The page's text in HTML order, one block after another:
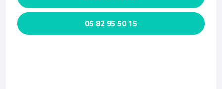
05 82 95 50 15